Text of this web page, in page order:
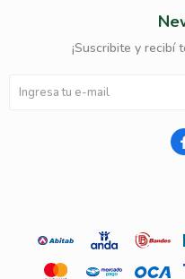
¡Suscribite y recibí